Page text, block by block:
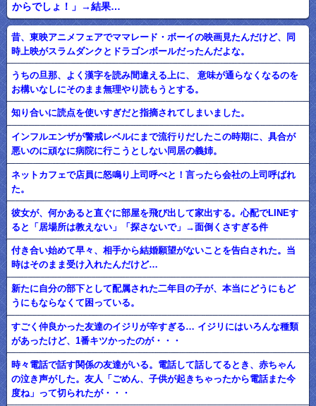
からでしょ！」→結果…
昔、東映アニメフェアでママレード・ボーイの映画見たんだけど、同
時上映がスラムダンクとドラゴンボールだったんだよな。
うちの旦那、よく漢字を読み間違える上に、 意味が通らなくなるのを
お構いなしにそのまま無理やり読もうとする。
知り合いに読点を使いすぎだと指摘されてしまいました。
インフルエンザが警戒レベルにまで流行りだしたこの時期に、具合が
悪いのに頑なに病院に行こうとしない同居の義姉。
ネットカフェで店員に怒鳴り上司呼べと！言ったら会社の上司呼ばれ
た。
彼女が、何かあると直ぐに部屋を飛び出して家出する。心配でLINEす
ると「居場所は教えない」「探さないで」→面倒くさすぎる件
付き合い始めて早々、相手から結婚願望がないことを告白された。当
時はそのまま受け入れたんだけど…
新たに自分の部下として配属された二年目の子が、本当にどうにもど
うにもならなくて困っている。
すごく仲良かった友達のイジリが辛すぎる… イジリにはいろんな種類
があったけど、1番キツかったのが・・・
時々電話で話す関係の友達がいる。電話して話してるとき、赤ちゃん
の泣き声がした。友人「ごめん、子供が起きちゃったから電話また今
度ね」って切られたが・・・